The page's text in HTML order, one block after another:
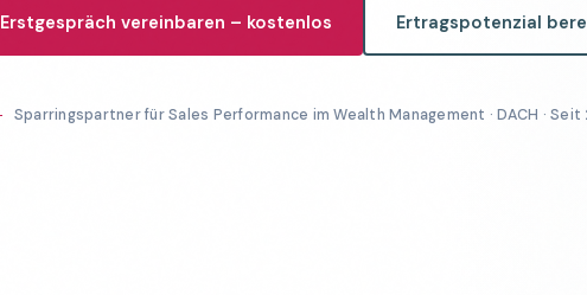
Erstgespräch vereinbaren – kostenlos Ertragspotenzial
Sparringspartner für Sales Performance im Wealth Management · DACH ·